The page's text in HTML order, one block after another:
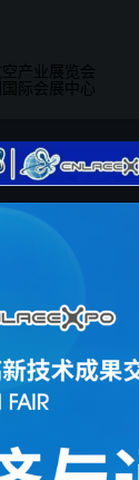
产业展览会
际会展中心